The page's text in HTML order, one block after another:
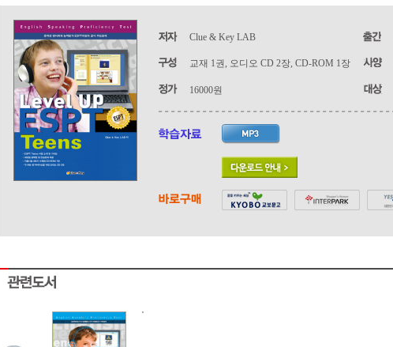
Clue & Key LAB
교재 1권, 오디오 CD 2장, CD-ROM 1장
16000원